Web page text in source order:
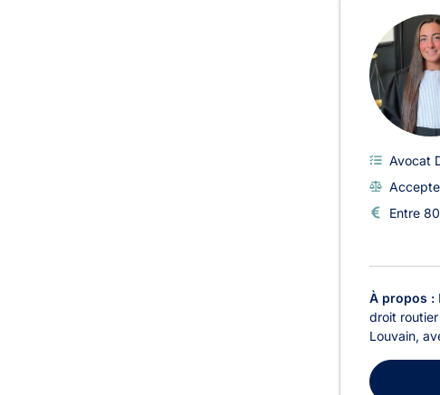
Avocat
Entre
À propos :
droit
Louvain,